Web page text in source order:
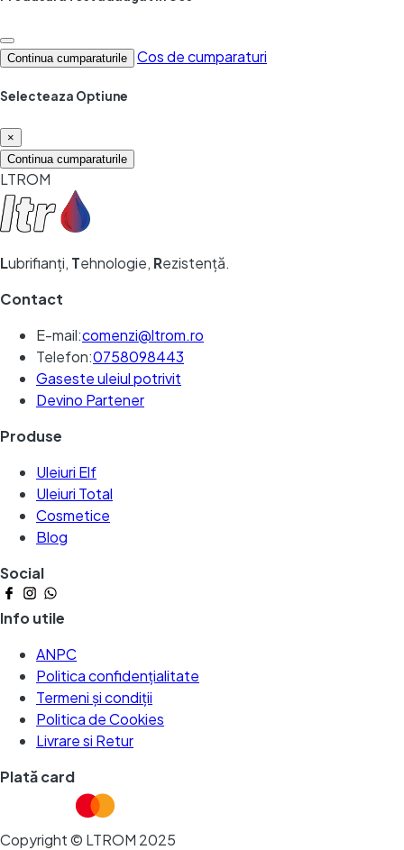
Continua cumparaturile Cos de cumparaturi
Selecteaza Optiune
×
Continua cumparaturile
LTROM
Lubrifianți, Tehnologie, Rezistență.
Contact
E-mail:comenzi@ltrom.ro
Telefon:0758098443
Gaseste uleiul potrivit
Devino Partener
Produse
Uleiuri Elf
Uleiuri Total
Cosmetice
Blog
Social
Info utile
ANPC
Politica confidențialitate
Termeni și condiții
Politica de Cookies
Livrare si Retur
Plată card
Copyright © LTROM 2025